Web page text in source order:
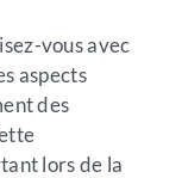
vous avec
aspects
des
lors de la